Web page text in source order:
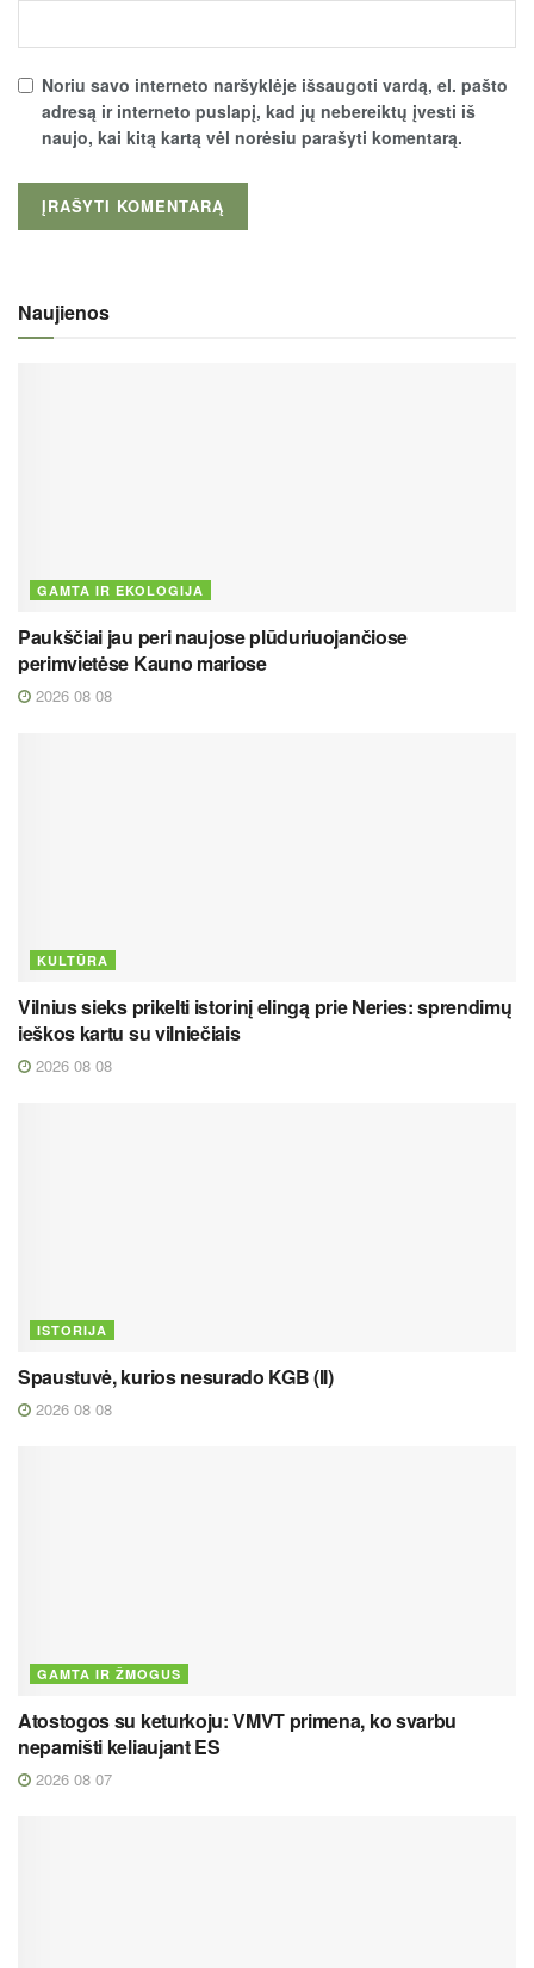
Noriu savo interneto naršyklėje išsaugoti vardą, el. pašto
adresą ir interneto puslapį, kad jų nebereiktų įvesti iš
naujo, kai kitą kartą vėl norėsiu parašyti komentarą.
Naujienos
GAMTA IR EKOLOGIJA
Paukščiai jau peri naujose plūduriuojančiose
perimvietėse Kauno mariose
2026 08 08
KULTŪRA
Vilnius sieks prikelti istorinį elingą prie Neries: sprendimų
ieškos kartu su vilniečiais
2026 08 08
ISTORIJA
Spaustuvė, kurios nesurado KGB (II)
2026 08 08
GAMTA IR ŽMOGUS
Atostogos su keturkoju: VMVT primena, ko svarbu
nepamišti keliaujant ES
2026 08 07